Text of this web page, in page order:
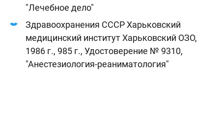
"Лечебное дело"
Здравоохранения СССР Харьковский
медицинский институт Харьковский ОЗО,
1986 г., 985 г., Удостоверение № 9310,
"Анестезиология-реаниматология"